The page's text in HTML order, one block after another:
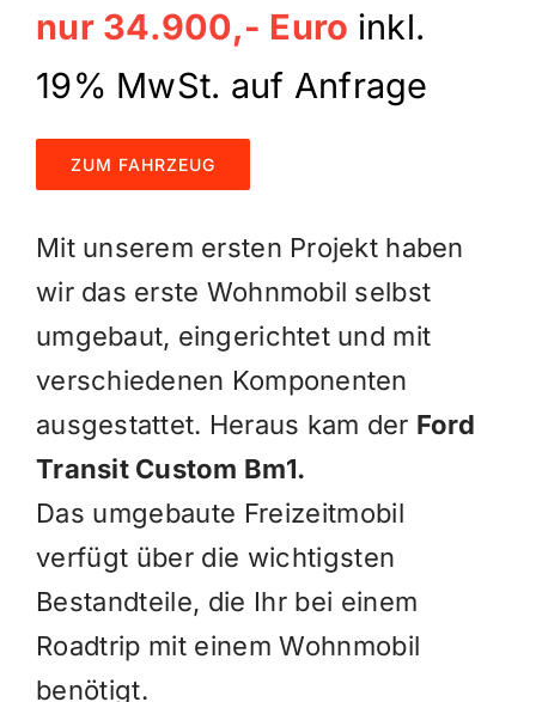
nur 34.900,- Euro inkl.
19% MwSt. auf Anfrage
ZUM FAHRZEUG
Mit unserem ersten Projekt haben
wir das erste Wohnmobil selbst
umgebaut, eingerichtet und mit
verschiedenen Komponenten
ausgestattet. Heraus kam der Ford
Transit Custom Bm1.
Das umgebaute Freizeitmobil
verfügt über die wichtigsten
Bestandteile, die Ihr bei einem
Roadtrip mit einem Wohnmobil
benötigt.